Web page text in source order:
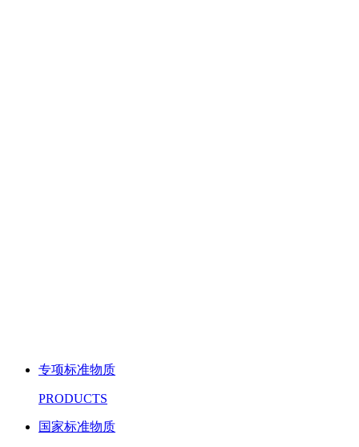
专项标准物质
PRODUCTS
国家标准物质